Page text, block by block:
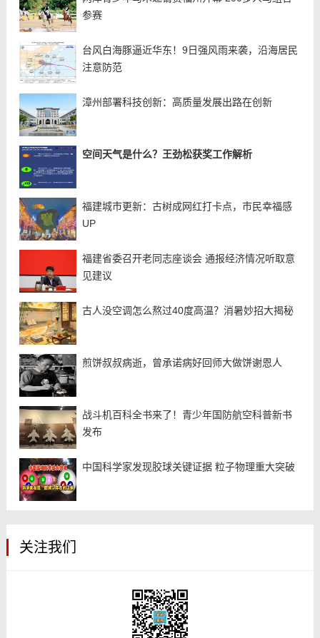
参赛
台风白海豚逼近华东！9日强风雨来袭，沿海居民
注意防范
漳州部署科技创新：高质量发展出路在创新
空间天气是什么？王劲松获奖工作解析
福建城市更新：古树成网红打卡点，市民幸福感
UP
福建省委召开老同志座谈会 通报经济情况听取意
见建议
古人没空调怎么熬过40度高温？消暑妙招大揭秘
煎饼叔叔病逝，曾承诺病好回师大做饼谢恩人
战斗机百科全书来了！青少年国防航空科普新书
发布
中国科学家发现胶球关键证据 粒子物理重大突破
关注我们